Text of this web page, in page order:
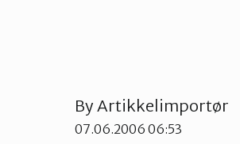
By Artikkelimportør
07.06.2006 06:53